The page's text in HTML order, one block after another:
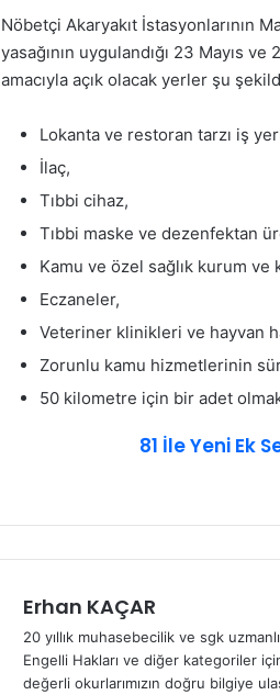
Nöbetçi Akaryakıt İstasyonlarının
yasağının uygulandığı 23 Mayıs
amacıyla açık olacak yerler şu
Lokanta ve restoran tarzı iş
İlaç,
Tıbbi cihaz,
Tıbbi maske ve dezenfektan
Kamu ve özel sağlık kurum ve
Eczaneler,
Veteriner klinikleri ve hayvan
Zorunlu kamu hizmetlerinin
50 kilometre için bir adet
81 İle Yeni Ek
Erhan KAÇAR
20 yıllık muhasebecilik ve sgk
Engelli Hakları ve diğer kategoriler
değerli okurlarımızın doğru bilgiye